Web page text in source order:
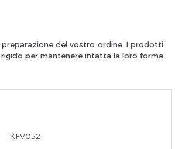
En
del vostro ordine. I prodotti
per mantenere intatta la loro forma
KFV052